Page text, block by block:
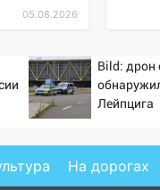
05.08.2026
Bild: дрон
Лейпцига
На дорогах